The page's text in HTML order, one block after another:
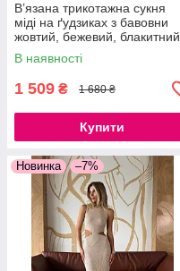
В’язана трикотажна сукня
міді на ґудзиках з бавовни
жовтий, бежевий, блакитний,
молочний, червоний,
помаранчевий, кемел
В наявності
1 509 ₴ 1 680 ₴
Купити
Новинка –7%